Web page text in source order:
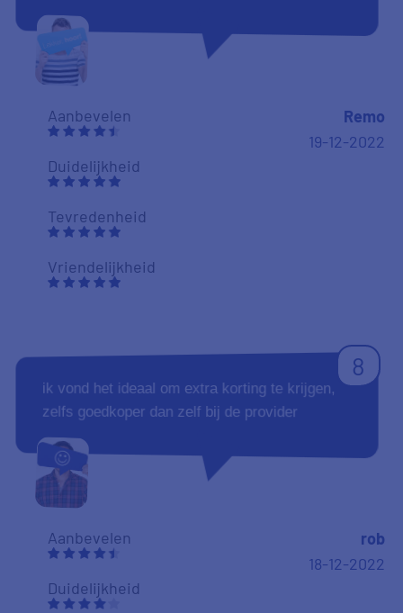
Aanbevelen
Duidelijkheid
Tevredenheid
Vriendelijkheid
Remo
19-12-2022
8
ik vond het ideaal om extra korting te krijgen,
zelfs goedkoper dan zelf bij de provider
Aanbevelen
Duidelijkheid
rob
18-12-2022